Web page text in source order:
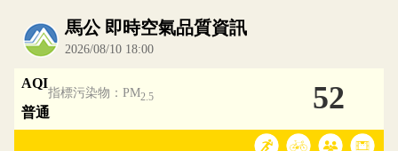
內嵌空氣品質小工具為視覺預覽，完整即時空